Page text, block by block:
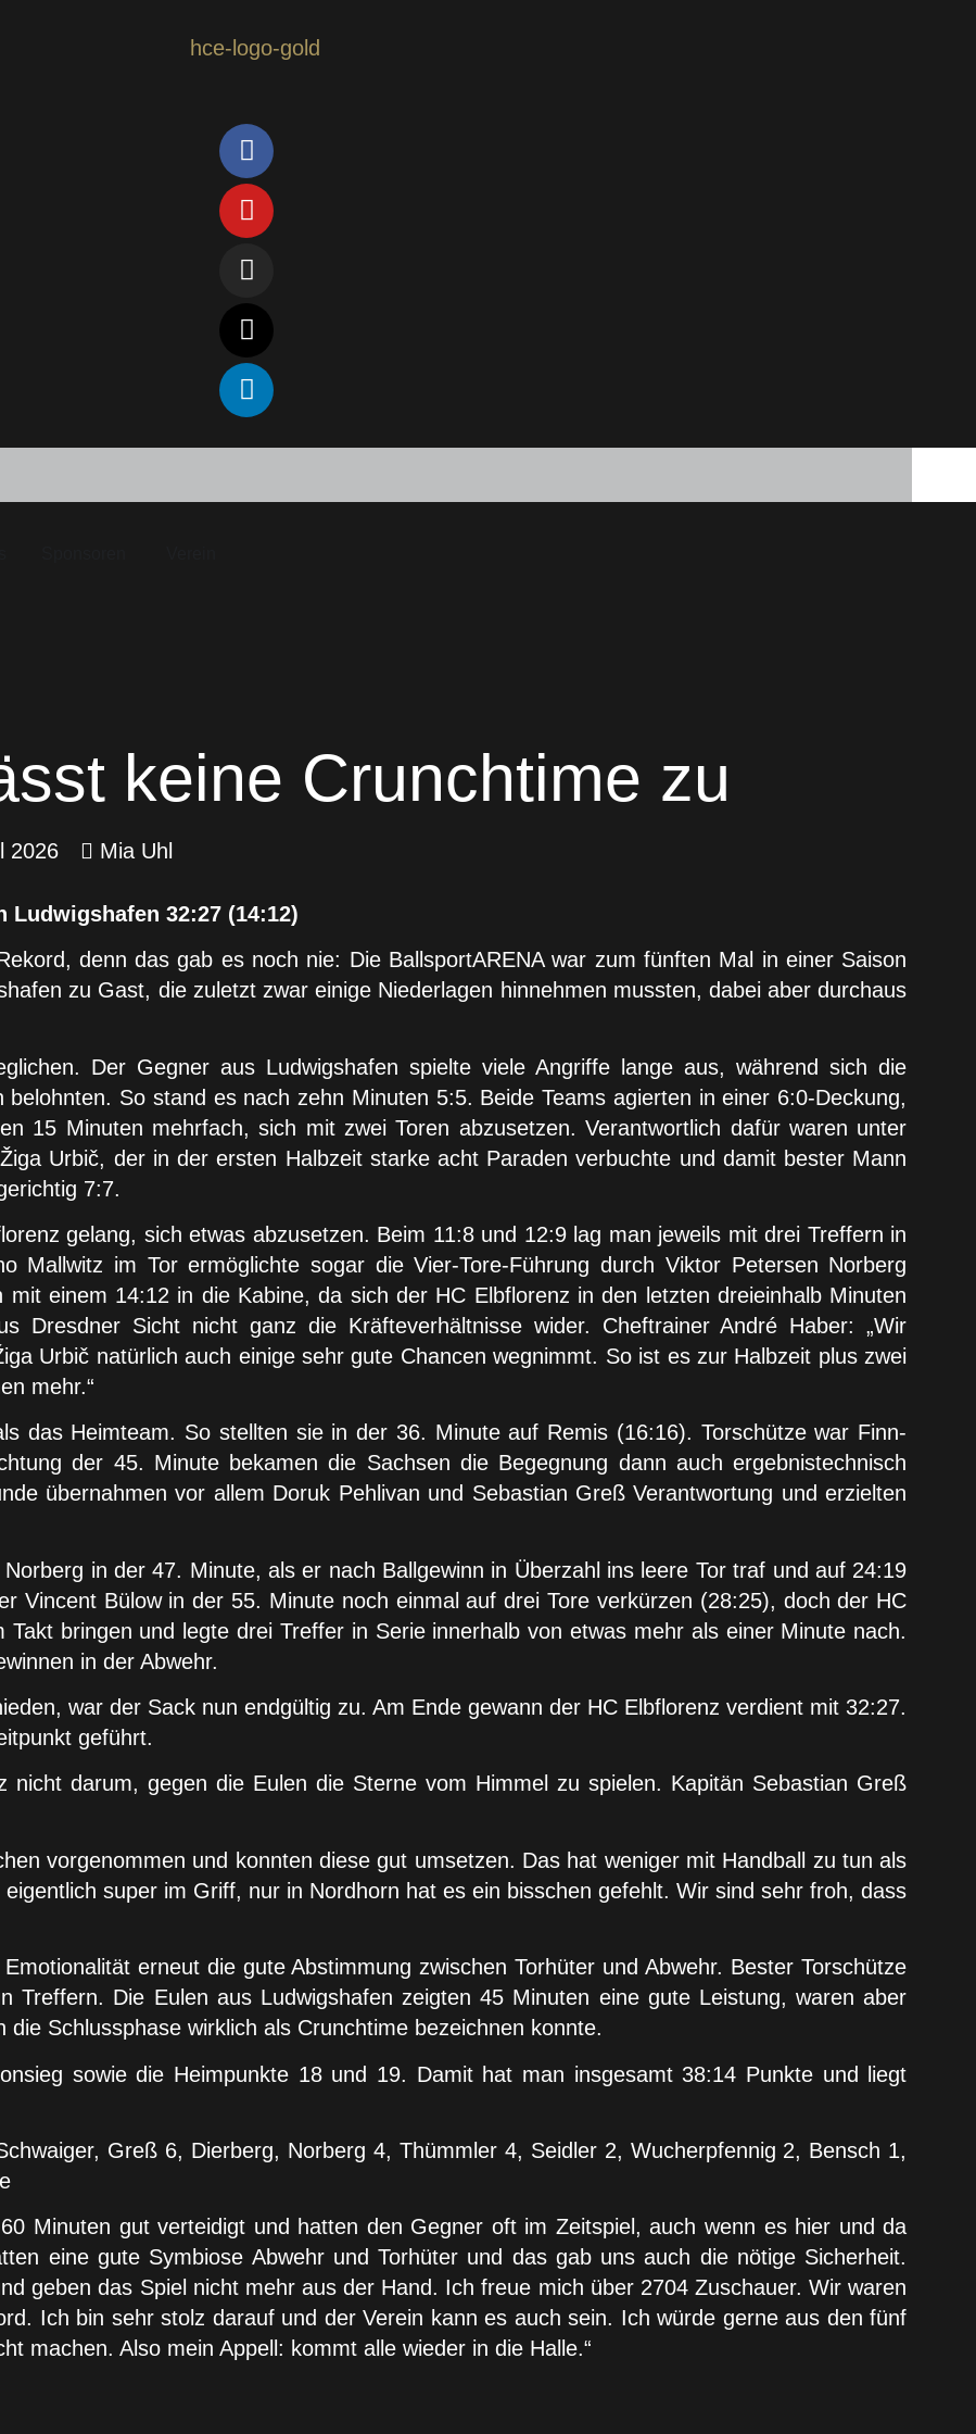
keine Crunchtime zu
2026 Mia Uhl
Ludwigshafen 32:27 (14:12)
denn das gab es noch nie: Die BallsportARENA war zum fünften Mal in einer Saison
zu Gast, die zuletzt zwar einige Niederlagen hinnehmen mussten, dabei aber durchaus
Der Gegner aus Ludwigshafen spielte viele Angriffe lange aus, während sich die
So stand es nach zehn Minuten 5:5. Beide Teams agierten in einer 6:0-Deckung,
15 Minuten mehrfach, sich mit zwei Toren abzusetzen. Verantwortlich dafür waren unter
Urbič, der in der ersten Halbzeit starke acht Paraden verbuchte und damit bester Mann
7:7.
gelang, sich etwas abzusetzen. Beim 11:8 und 12:9 lag man jeweils mit drei Treffern in
Mallwitz im Tor ermöglichte sogar die Vier-Tore-Führung durch Viktor Petersen Norberg
einem 14:12 in die Kabine, da sich der HC Elbflorenz in den letzten dreieinhalb Minuten
Dresdner Sicht nicht ganz die Kräfteverhältnisse wider. Cheftrainer André Haber: „Wir
Urbič natürlich auch einige sehr gute Chancen wegnimmt. So ist es zur Halbzeit plus zwei
mehr.“
das Heimteam. So stellten sie in der 36. Minute auf Remis (16:16). Torschütze war Finn-
der 45. Minute bekamen die Sachsen die Begegnung dann auch ergebnistechnisch
übernahmen vor allem Doruk Pehlivan und Sebastian Greß Verantwortung und erzielten
in der 47. Minute, als er nach Ballgewinn in Überzahl ins leere Tor traf und auf 24:19
Vincent Bülow in der 55. Minute noch einmal auf drei Tore verkürzen (28:25), doch der HC
bringen und legte drei Treffer in Serie innerhalb von etwas mehr als einer Minute nach.
in der Abwehr.
war der Sack nun endgültig zu. Am Ende gewann der HC Elbflorenz verdient mit 32:27.
geführt.
nicht darum, gegen die Eulen die Sterne vom Himmel zu spielen. Kapitän Sebastian Greß
vorgenommen und konnten diese gut umsetzen. Das hat weniger mit Handball zu tun als
super im Griff, nur in Nordhorn hat es ein bisschen gefehlt. Wir sind sehr froh, dass
erneut die gute Abstimmung zwischen Torhüter und Abwehr. Bester Torschütze
Treffern. Die Eulen aus Ludwigshafen zeigten 45 Minuten eine gute Leistung, waren aber
Schlussphase wirklich als Crunchtime bezeichnen konnte.
sowie die Heimpunkte 18 und 19. Damit hat man insgesamt 38:14 Punkte und liegt
Greß 6, Dierberg, Norberg 4, Thümmler 4, Seidler 2, Wucherpfennig 2, Bensch 1,
Minuten gut verteidigt und hatten den Gegner oft im Zeitspiel, auch wenn es hier und da
eine gute Symbiose Abwehr und Torhüter und das gab uns auch die nötige Sicherheit.
geben das Spiel nicht mehr aus der Hand. Ich freue mich über 2704 Zuschauer. Wir waren
Ich bin sehr stolz darauf und der Verein kann es auch sein. Ich würde gerne aus den fünf
machen. Also mein Appell: kommt alle wieder in die Halle.“